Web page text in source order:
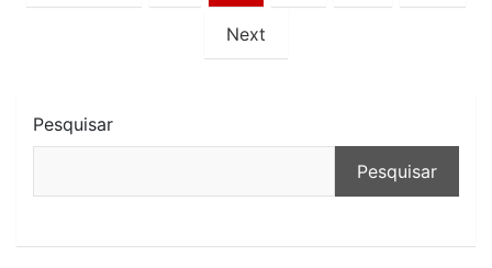
de
Next
Pesquisar
Pesquisar